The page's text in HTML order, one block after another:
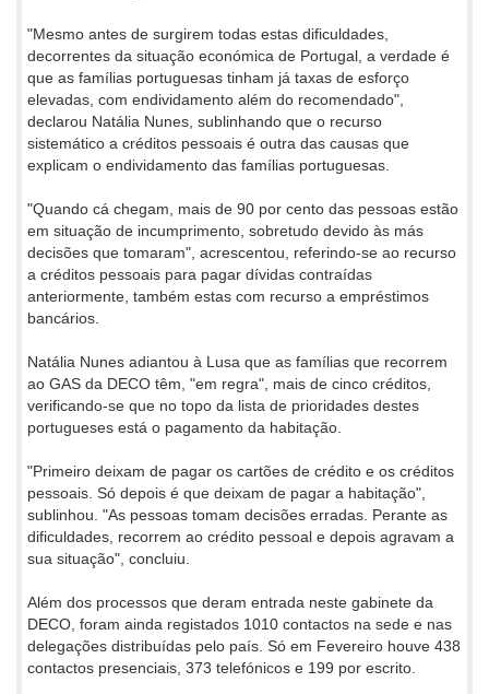
"Mesmo antes de surgirem todas estas dificuldades,
decorrentes da situação económica de Portugal, a verdade é
que as famílias portuguesas tinham já taxas de esforço
elevadas, com endividamento além do recomendado",
declarou Natália Nunes, sublinhando que o recurso
sistemático a créditos pessoais é outra das causas que
explicam o endividamento das famílias portuguesas.
"Quando cá chegam, mais de 90 por cento das pessoas estão
em situação de incumprimento, sobretudo devido às más
decisões que tomaram", acrescentou, referindo-se ao recurso
a créditos pessoais para pagar dívidas contraídas
anteriormente, também estas com recurso a empréstimos
bancários.
Natália Nunes adiantou à Lusa que as famílias que recorrem
ao GAS da DECO têm, "em regra", mais de cinco créditos,
verificando-se que no topo da lista de prioridades destes
portugueses está o pagamento da habitação.
"Primeiro deixam de pagar os cartões de crédito e os créditos
pessoais. Só depois é que deixam de pagar a habitação",
sublinhou. "As pessoas tomam decisões erradas. Perante as
dificuldades, recorrem ao crédito pessoal e depois agravam a
sua situação", concluiu.
Além dos processos que deram entrada neste gabinete da
DECO, foram ainda registados 1010 contactos na sede e nas
delegações distribuídas pelo país. Só em Fevereiro houve 438
contactos presenciais, 373 telefónicos e 199 por escrito.